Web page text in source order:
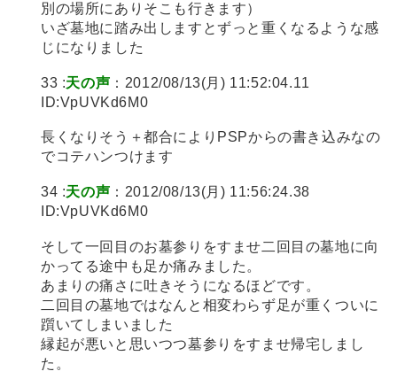
別の場所にありそこも行きます）
いざ墓地に踏み出しますとずっと重くなるような感
じになりました
33 :天の声 ：2012/08/13(月) 11:52:04.11
ID:VpUVKd6M0
長くなりそう＋都合によりPSPからの書き込みなの
でコテハンつけます
34 :天の声 ：2012/08/13(月) 11:56:24.38
ID:VpUVKd6M0
そして一回目のお墓参りをすませ二回目の墓地に向
かってる途中も足か痛みました。
あまりの痛さに吐きそうになるほどです。
二回目の墓地ではなんと相変わらず足が重くついに
躓いてしまいました
縁起が悪いと思いつつ墓参りをすませ帰宅しまし
た。